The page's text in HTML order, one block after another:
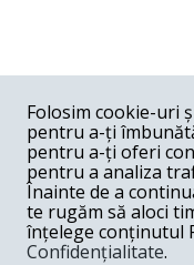
COMENTARII
Nume
Email
Folosim cookie-uri
pentru a-ți
pentru a-ți oferi
pentru a analiza
Înainte de a
te rugăm să aloci
înțelege conținutul
Confidențialitate.